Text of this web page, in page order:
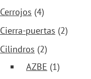
Cerrojos (4)
Cierra-puertas (2)
Cilindros (2)
AZBE (1)